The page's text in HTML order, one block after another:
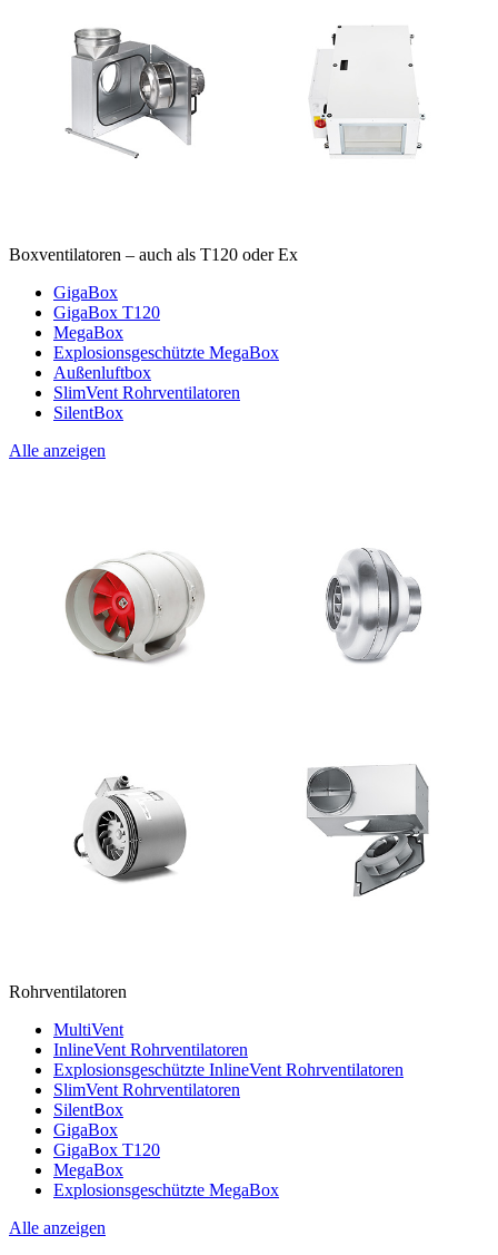
Boxventilatoren – auch als T120 oder Ex
GigaBox
GigaBox T120
MegaBox
Explosionsgeschützte MegaBox
Außenluftbox
SlimVent Rohrventilatoren
SilentBox
Alle anzeigen
Rohrventilatoren
MultiVent
InlineVent Rohrventilatoren
Explosionsgeschützte InlineVent Rohrventilatoren
SlimVent Rohrventilatoren
SilentBox
GigaBox
GigaBox T120
MegaBox
Explosionsgeschützte MegaBox
Alle anzeigen